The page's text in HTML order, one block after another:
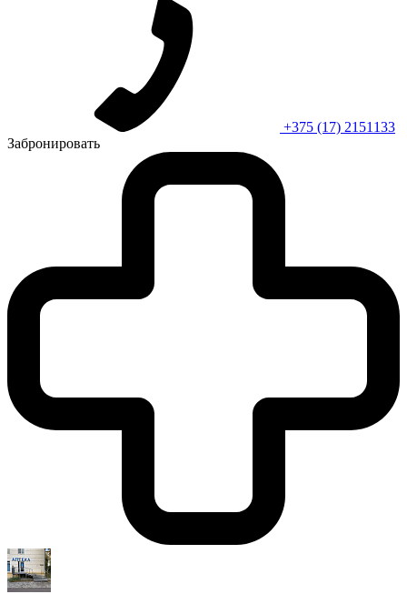
+375 (17) 2151133
Забронировать